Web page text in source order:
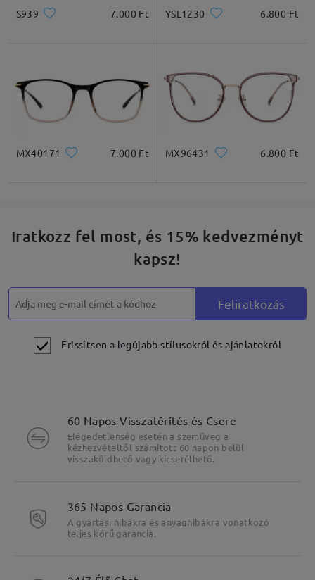
S939 7.000 Ft YSL1230 6.800 Ft
MX40171 7.000 Ft MX96431 6.800 Ft
Iratkozz fel most, és 15% kedvezményt
kapsz!
Feliratkozás
Frissítsen a legújabb stílusokról és ajánlatokról
60 Napos Visszatérítés és Csere
Elégedetlenség esetén a szemüveg a
kézhezvételtől számított 60 napon belül
visszaküldhető vagy kicserélhető.
365 Napos Garancia
A gyártási hibákra és anyaghibákra vonatkozó
teljes körű garancia.